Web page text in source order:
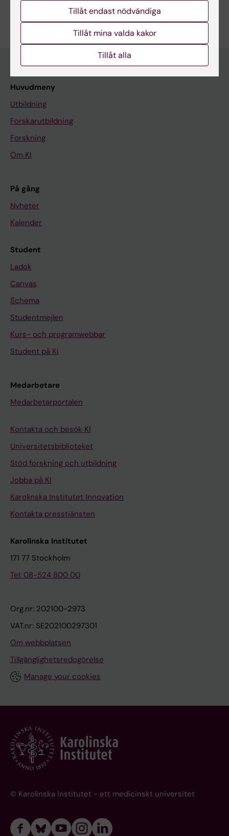
Är du Johanna Danielsson?
Redigera din profil
Huvudmeny
Utbildning
Forskarutbildning
Forskning
Om KI
På gång
Nyheter
Kalender
Student
Ladok
Canvas
Schema
Studentmejlen
Kurs- och programwebbar
Student på KI
Medarbetare
Medarbetarportalen
Kontakta och besök KI
Universitetsbiblioteket
Stöd forskning och utbildning
Jobba på KI
Karolinska Institutet Innovation
Kontakta presstjänsten
Karolinska Institutet
171 77 Stockholm
Tel: 08-524 800 00
Org.nr: 202100-2973
VAT.nr: SE202100297301
Om webbplatsen
Tillgänglighetsredogörelse
Manage your cookies
© Karolinska Institutet - ett medicinskt universitet
Tillåt endast nödvändiga
Tillåt mina valda kakor
Tillåt alla